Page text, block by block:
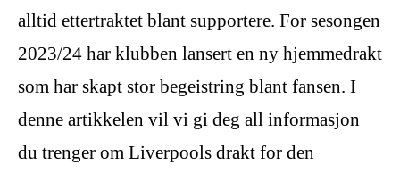
alltid ettertraktet blant supportere. For sesongen
2023/24 har klubben lansert en ny hjemmedrakt
som har skapt stor begeistring blant fansen. I
denne artikkelen vil vi gi deg all informasjon
du trenger om Liverpools drakt for den